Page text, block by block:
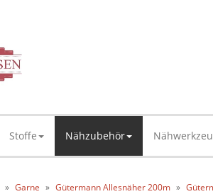
Stoffe Nähzubehör
Garne Gütermann Allesnäher 200m